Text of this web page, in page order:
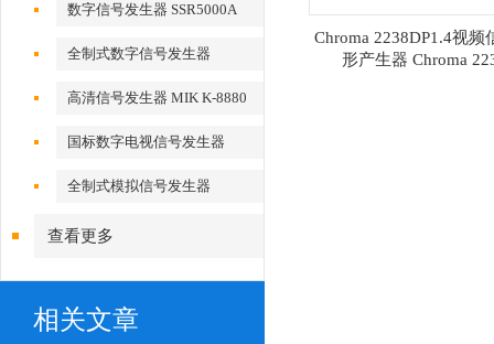
数字信号发生器 SSR5000A
全制式数字信号发生器
MSD5000A
高清信号发生器 MIK K-8880
国标数字电视信号发生器
全制式模拟信号发生器
查看更多
相关文章
Chroma 2238DP1.4视频
形产生器 Chroma